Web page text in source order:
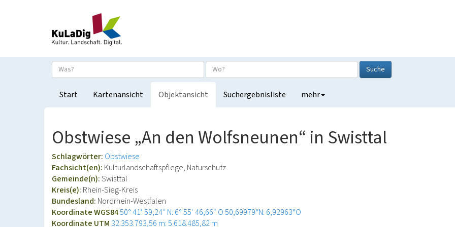
Suche
Start Kartenansicht Objektansicht Suchergebnisliste mehr
Obstwiese „An den Wolfsneunen“ in Swisttal
Schlagwörter: Obstwiese
Fachsicht(en): Kulturlandschaftspflege, Naturschutz
Gemeinde(n):Swisttal
Kreis(e): Rhein-Sieg-Kreis
Bundesland: Nordrhein-Westfalen
Koordinate WGS8450° 41′ 59,24″ N: 6° 55′ 46,66″ O50,69979°N: 6,92963°O
Koordinate UTM 32.353.793,56 m: 5.618.485,82 m